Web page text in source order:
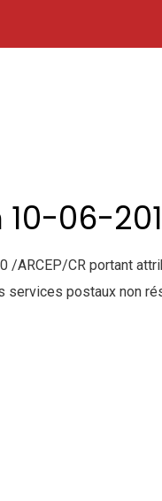
06-
/ARCEP/CR portant
services postaux non